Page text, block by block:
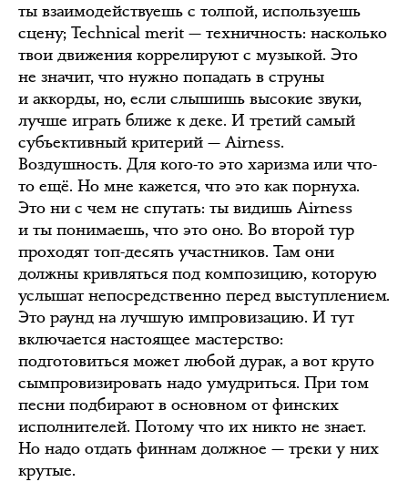
ты взаимодействуешь с толпой, используешь
сцену; Technical merit — техничность: насколько
твои движения коррелируют с музыкой. Это
не значит, что нужно попадать в струны
и аккорды, но, если слышишь высокие звуки,
лучше играть ближе к деке. И третий самый
субъективный критерий — Airness.
Воздушность. Для кого-то это харизма или что-
то ещё. Но мне кажется, что это как порнуха.
Это ни с чем не спутать: ты видишь Airness
и ты понимаешь, что это оно. Во второй тур
проходят топ-десять участников. Там они
должны кривляться под композицию, которую
услышат непосредственно перед выступлением.
Это раунд на лучшую импровизацию. И тут
включается настоящее мастерство:
подготовиться может любой дурак, а вот круто
сымпровизировать надо умудриться. При том
песни подбирают в основном от финских
исполнителей. Потому что их никто не знает.
Но надо отдать финнам должное — треки у них
крутые.